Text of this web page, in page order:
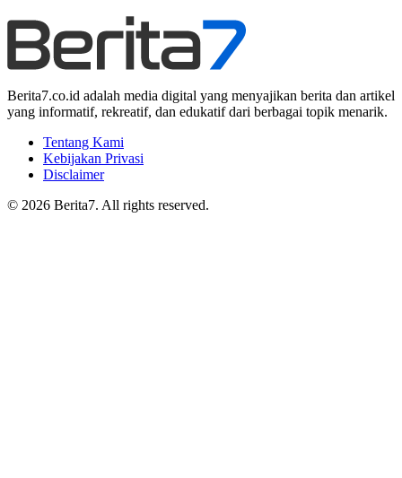
Berita7.co.id adalah media digital yang menyajikan berita dan artikel
yang informatif, rekreatif, dan edukatif dari berbagai topik menarik.
Tentang Kami
Kebijakan Privasi
Disclaimer
© 2026 Berita7. All rights reserved.